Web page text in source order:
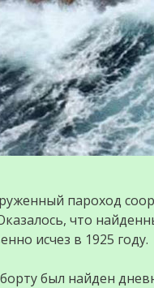
пароход
что
исчез в 1925 году.
был найден